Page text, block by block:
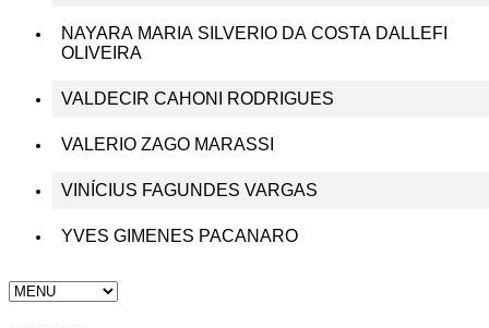
NAYARA MARIA SILVERIO DA COSTA DALLEFI
OLIVEIRA
VALDECIR CAHONI RODRIGUES
VALERIO ZAGO MARASSI
VINÍCIUS FAGUNDES VARGAS
YVES GIMENES PACANARO